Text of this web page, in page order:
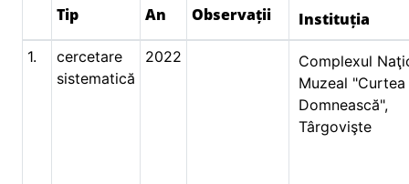
Tip An Observații Instituția
1.
cercetare
sistematică
2022
Complexul
Muzeal "Curtea
Domnească",
Târgovişte